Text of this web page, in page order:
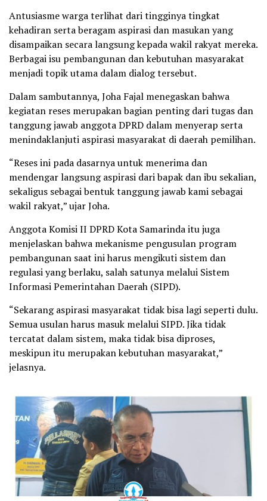
Antusiasme warga terlihat dari tingginya tingkat
kehadiran serta beragam aspirasi dan masukan yang
disampaikan secara langsung kepada wakil rakyat mereka.
Berbagai isu pembangunan dan kebutuhan masyarakat
menjadi topik utama dalam dialog tersebut.
Dalam sambutannya, Joha Fajal menegaskan bahwa
kegiatan reses merupakan bagian penting dari tugas dan
tanggung jawab anggota DPRD dalam menyerap serta
menindaklanjuti aspirasi masyarakat di daerah pemilihan.
“Reses ini pada dasarnya untuk menerima dan
mendengar langsung aspirasi dari bapak dan ibu sekalian,
sekaligus sebagai bentuk tanggung jawab kami sebagai
wakil rakyat,” ujar Joha.
Anggota Komisi II DPRD Kota Samarinda itu juga
menjelaskan bahwa mekanisme pengusulan program
pembangunan saat ini harus mengikuti sistem dan
regulasi yang berlaku, salah satunya melalui Sistem
Informasi Pemerintahan Daerah (SIPD).
“Sekarang aspirasi masyarakat tidak bisa lagi seperti dulu.
Semua usulan harus masuk melalui SIPD. Jika tidak
tercatat dalam sistem, maka tidak bisa diproses,
meskipun itu merupakan kebutuhan masyarakat,”
jelasnya.